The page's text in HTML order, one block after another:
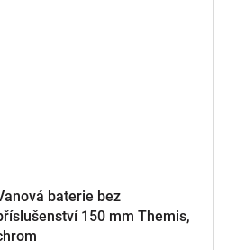
baterie bez
150 mm Themis,